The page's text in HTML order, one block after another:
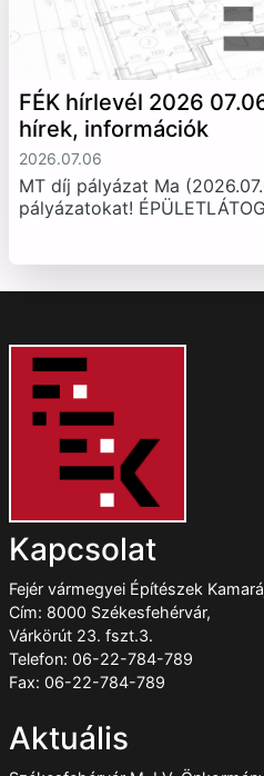
FÉK hírlevél 2026
hírek, információk
2026.07.06
MT díj pályázat Ma
pályázatokat!
Kapcsolat
Fejér vármegyei Építészek
Cím: 8000 Székesfehérvár,
Várkörút 23. fszt.3.
Telefon: 06-22-784-789
Fax: 06-22-784-789
Aktuális